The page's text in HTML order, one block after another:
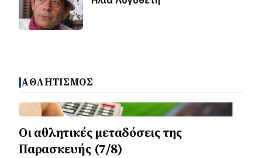
ΑΘΛΗΤΙΣΜΟΣ
Οι αθλητικές μεταδόσεις της
Παρασκευής (7/8)